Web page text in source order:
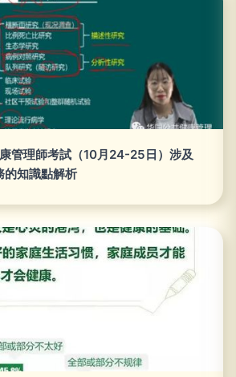
管理師考試（10月24-25日）涉及
的知識點解析